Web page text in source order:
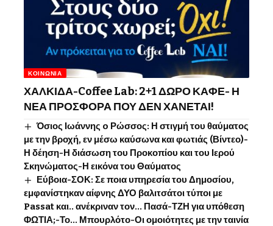
ΚΟΙΝΩΝΊΑ
ΧΑΛΚΙΔΑ-Coffee Lab: 2+1 ΔΩΡΟ ΚΑΦΕ- Η
ΝΕΑ ΠΡΟΣΦΟΡΑ ΠΟΥ ΔΕΝ ΧΑΝΕΤΑΙ!
Όσιος Ιωάννης o Ρώσσος: Η στιγμή του θαύματος
με την βροχή, εν μέσω καύσωνα και φωτιάς (Βίντεο)-
Η δέηση-Η διάσωση του Προκοπίου και του Ιερού
Σκηνώματος-Η εικόνα του Θαύματος
Εύβοια-ΣΟΚ: Σε ποια υπηρεσία του Δημοσίου,
εμφανίστηκαν αίφνης ΔΥΟ βαλιτσάτοι τύποι με
Passat και.. ανέκριναν τον… Πασά-ΤΖΗ για υπόθεση
ΦΩΤΙΑ;-Το… Μπουρλότο-Οι ομοιότητες με την ταινία